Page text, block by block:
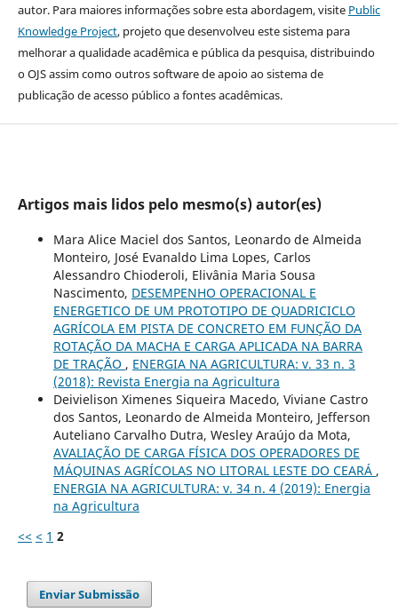
autor. Para maiores informações sobre esta abordagem, visite Public
Knowledge Project, projeto que desenvolveu este sistema para
melhorar a qualidade acadêmica e pública da pesquisa, distribuindo
o OJS assim como outros software de apoio ao sistema de
publicação de acesso público a fontes acadêmicas.
Artigos mais lidos pelo mesmo(s) autor(es)
Mara Alice Maciel dos Santos, Leonardo de Almeida
Monteiro, José Evanaldo Lima Lopes, Carlos
Alessandro Chioderoli, Elivânia Maria Sousa
Nascimento, DESEMPENHO OPERACIONAL E
ENERGETICO DE UM PROTOTIPO DE QUADRICICLO
AGRÍCOLA EM PISTA DE CONCRETO EM FUNÇÃO DA
ROTAÇÃO DA MACHA E CARGA APLICADA NA BARRA
DE TRAÇÃO , ENERGIA NA AGRICULTURA: v. 33 n. 3
(2018): Revista Energia na Agricultura
Deivielison Ximenes Siqueira Macedo, Viviane Castro
dos Santos, Leonardo de Almeida Monteiro, Jefferson
Auteliano Carvalho Dutra, Wesley Araújo da Mota,
AVALIAÇÃO DE CARGA FÍSICA DOS OPERADORES DE
MÁQUINAS AGRÍCOLAS NO LITORAL LESTE DO CEARÁ ,
ENERGIA NA AGRICULTURA: v. 34 n. 4 (2019): Energia
na Agricultura
<< < 1 2
Enviar Submissão